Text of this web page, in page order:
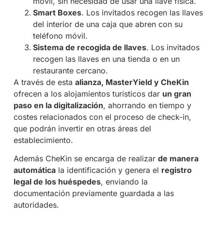
Smart Boxes. Los invitados recogen las llaves
del interior de una caja que abren con su
teléfono móvil.
Sistema de recogida de llaves. Los invitados
recogen las llaves en una tienda o en un
restaurante cercano.
A través de esta alianza, MasterYield y CheKin
ofrecen a los alojamientos turísticos dar un gran
paso en la digitalización, ahorrando en tiempo y
costes relacionados con el proceso de check-in,
que podrán invertir en otras áreas del
establecimiento.
Además CheKin se encarga de realizar de manera
automáticala identificación y genera el registro
legal de los huéspedes, enviando la
documentación previamente guardada a las
autoridades.